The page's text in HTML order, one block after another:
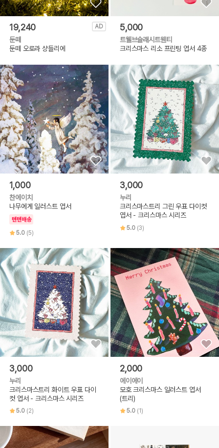
19,240
둔떼
둔떼 오로라 샹들리에
AD 5,000
트웰브슬래시트웬티
크리스마스 리소 프린팅 엽서 4종
1,000
찬에이치
나무에게 일러스트 엽서
텐텐배송
5.0 (5)
3,000
누리
크리스마스트리 그린 우표 다이컷
엽서 - 크리스마스 시리즈
5.0 (3)
3,000
누리
크리스마스트리 화이트 우표 다이
컷 엽서 - 크리스마스 시리즈
5.0 (2)
2,000
에이에이
모호 크리스마스 일러스트 엽서
(트리)
5.0 (1)